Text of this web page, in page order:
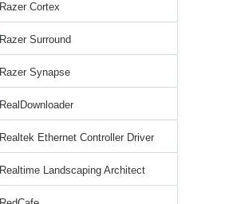
Razer Cortex
Razer Surround
Razer Synapse
RealDownloader
Realtek Ethernet Controller Driver
Realtime Landscaping Architect